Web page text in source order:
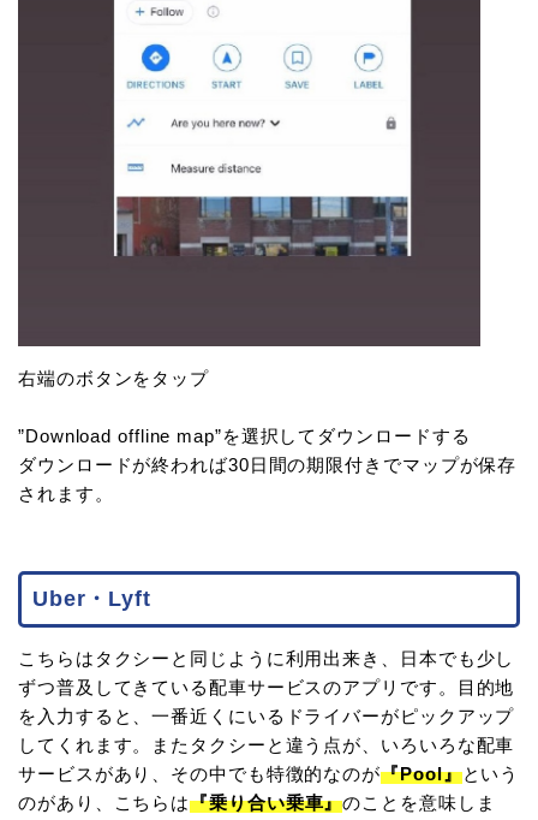
右端のボタンをタップ
”Download offline map”を選択してダウンロードする
ダウンロードが終われば30日間の期限付きでマップが保存
されます。
Uber・Lyft
こちらはタクシーと同じように利用出来き、日本でも少し
ずつ普及してきている配車サービスのアプリです。目的地
を入力すると、一番近くにいるドライバーがピックアップ
してくれます。またタクシーと違う点が、いろいろな配車
サービスがあり、その中でも特徴的なのが『Pool』という
のがあり、こちらは『乗り合い乗車』のことを意味しま